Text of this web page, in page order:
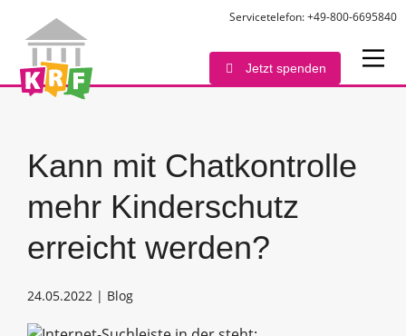
Servicetelefon: +49-800-6695840
Jetzt spenden
Kann mit Chatkontrolle
mehr Kinderschutz
erreicht werden?
24.05.2022 | Blog